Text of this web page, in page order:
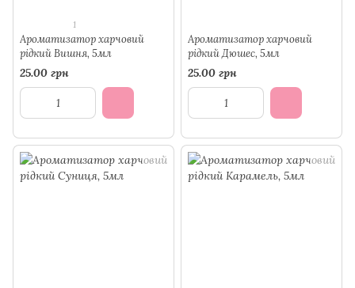
1
Ароматизатор харчовий
рідкий Вишня, 5мл
25.00 грн
Ароматизатор харчовий
рідкий Дюшес, 5мл
25.00 грн